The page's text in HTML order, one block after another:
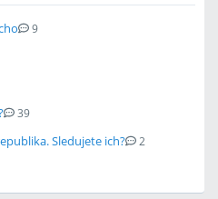
9
39
Sledujete ich? 2